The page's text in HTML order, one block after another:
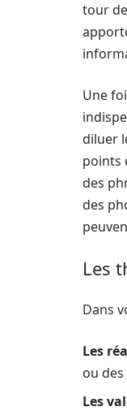
tour
Une
diluer
points
des
des
Les
Dans
Les
ou
Les